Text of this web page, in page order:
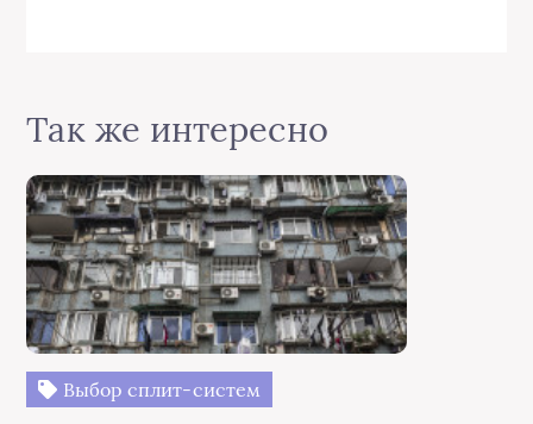
Так же интересно
Выбор сплит-систем